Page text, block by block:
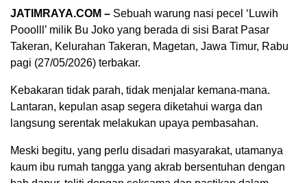
JATIMRAYA.COM – Sebuah warung nasi pecel ‘Luwih
Pooolll’ milik Bu Joko yang berada di sisi Barat Pasar
Takeran, Kelurahan Takeran, Magetan, Jawa Timur, Rabu
pagi (27/05/2026) terbakar.
Kebakaran tidak parah, tidak menjalar kemana-mana.
Lantaran, kepulan asap segera diketahui warga dan
langsung serentak melakukan upaya pembasahan.
Meski begitu, yang perlu disadari masyarakat, utamanya
kaum ibu rumah tangga yang akrab bersentuhan dengan